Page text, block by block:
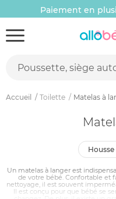
Paiement en
Accueil Toilette Matelas à
Un matelas à langer est
de votre bébé. Confortable et
nettoyage, il est souvent
Il est conçu pour que bébé se